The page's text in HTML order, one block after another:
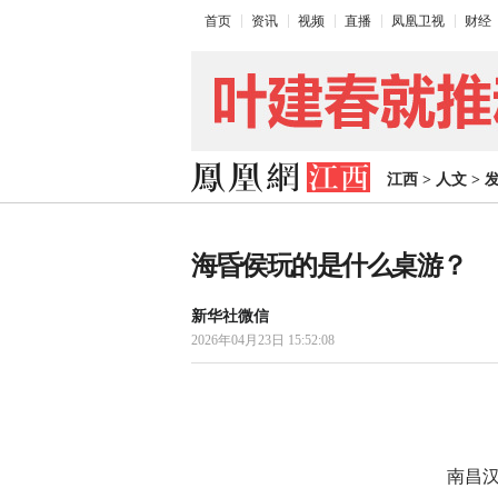
首页 资讯 视频 直播 凤凰卫视 财经
江西 > 人文 >
海昏侯玩的是什么桌游？
新华社微信
2026年04月23日 15:52:08
南昌